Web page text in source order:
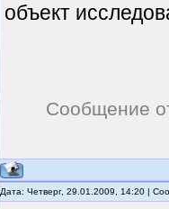
объект
Сообщение
Дата: Четверг, 29.01.2009, 14:20 |